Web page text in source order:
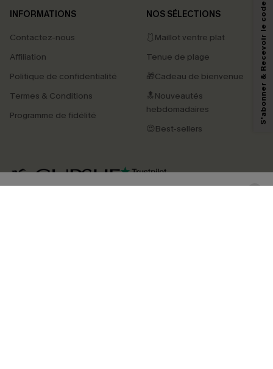
INFORMATIONS
Contactez-nous
Affiliation
Politique de confidentialité
Termes & Conditions
Programme de fidélité
NOS SÉLECTIONS
🩱Maillot ventre plat
Tenue de plage
🎁Cadeau de bienvenue
🔝Nouveautés
hebdomadaires
😍Best-sellers
4.3
marketing (y compris du contenu généré par l'IA) de Cupshe et
pouvons utiliser les données collectées sur notre site ainsi que des
savoir si ceux-ci ont été ouverts, de mesurer votre engagement, de
personnaliser nos contenus et nos offres, et de vous recommander des
produits susceptibles de vous intéresser, conformément à notre
Politique de
. Vous pouvez vous désabonner à tout moment.
S'abonner & Recevoir le code